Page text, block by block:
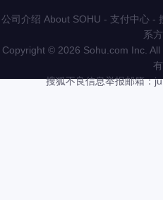
公司介绍 About SOHU - 支付中心 -
系
Copyright © 2026 Sohu.com Inc.
有
搜狐不良信息举报邮箱：